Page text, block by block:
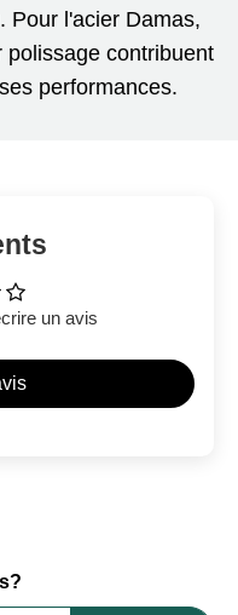
Pour l'acier Damas,
contribuent
performances.
un avis